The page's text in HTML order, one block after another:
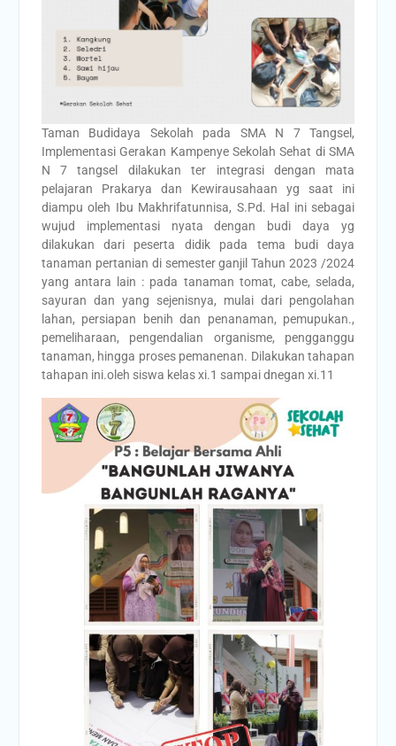
Taman Budidaya Sekolah pada SMA N 7 Tangsel,
Implementasi Gerakan Kampenye Sekolah Sehat di SMA
N 7 tangsel dilakukan ter integrasi dengan mata
pelajaran Prakarya dan Kewirausahaan yg saat ini
diampu oleh Ibu Makhrifatunnisa, S.Pd. Hal ini sebagai
wujud implementasi nyata dengan budi daya yg
dilakukan dari peserta didik pada tema budi daya
tanaman pertanian di semester ganjil Tahun 2023 /2024
yang antara lain : pada tanaman tomat, cabe, selada,
sayuran dan yang sejenisnya, mulai dari pengolahan
lahan, persiapan benih dan penanaman, pemupukan.,
pemeliharaan, pengendalian organisme, pengganggu
tanaman, hingga proses pemanenan. Dilakukan tahapan
tahapan ini.oleh siswa kelas xi.1 sampai dnegan xi.11